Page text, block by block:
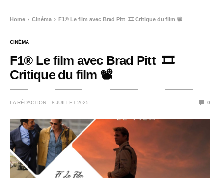
Home Cinéma F1® Le film avec Brad Pitt 🎞️ Critique du film 📽️
CINÉMA
F1® Le film avec Brad Pitt 🎞️
Critique du film 📽️
LA RÉDACTION 8 JUILLET 2025 0